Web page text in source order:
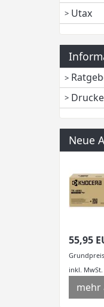
Utax
Neue
55,95
inkl. MwSt.
mehr